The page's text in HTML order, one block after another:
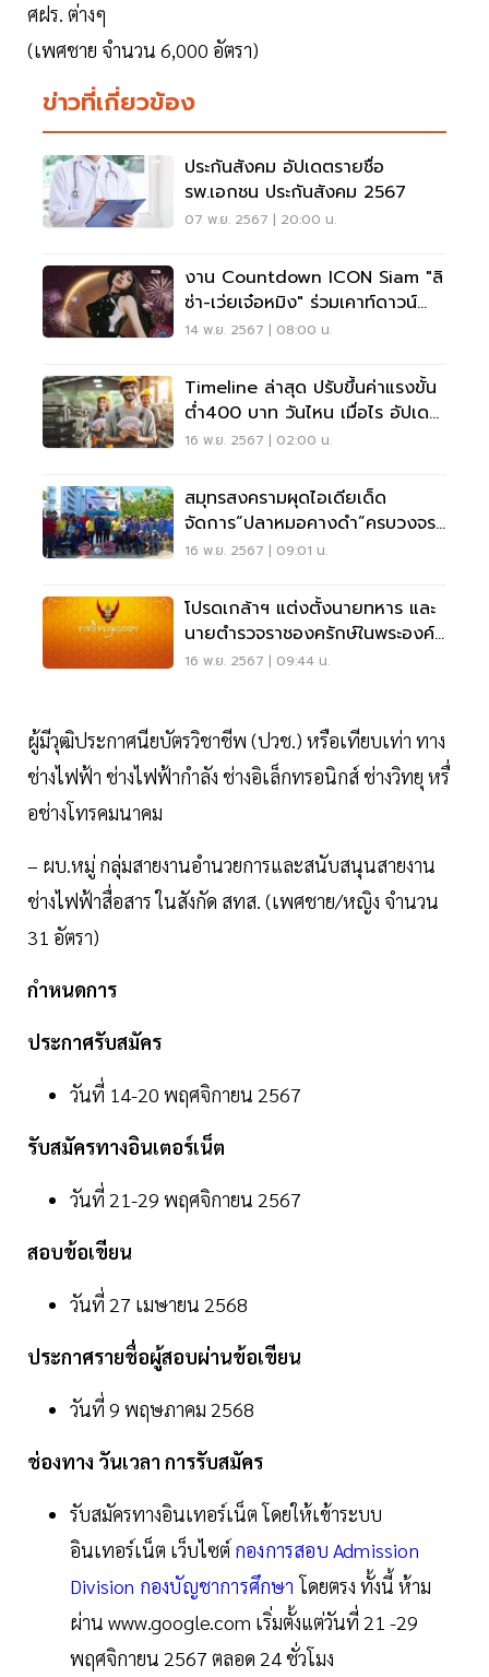
ศฝร. ต่างๆ
(เพศชาย จำนวน 6,000 อัตรา)
ข่าวที่เกี่ยวข้อง
ประกันสังคม อัปเดตรายชื่อ
รพ.เอกชน ประกันสังคม 2567
07 พ.ย. 2567 | 20:00 น.
งาน Countdown ICON Siam "ลิ
ซ่า-เว่ยเจ๋อหมิง" ร่วมเคาท์ดาวน์
2025
14 พ.ย. 2567 | 08:00 น.
Timeline ล่าสุด ปรับขึ้นค่าแรงขั้น
ต่ำ400 บาท วันไหน เมื่อไร อัปเดต
ที่นี่
16 พ.ย. 2567 | 02:00 น.
สมุทรสงครามผุดไอเดียเด็ด
จัดการ“ปลาหมอคางดำ”ครบวงจร
สร้างรายได้ให้ชุมชน
16 พ.ย. 2567 | 09:01 น.
โปรดเกล้าฯ แต่งตั้งนายทหาร และ
นายตำรวจราชองครักษ์ในพระองค์
68 นาย
16 พ.ย. 2567 | 09:44 น.
ผู้มีวุฒิประกาศนียบัตรวิชาชีพ (ปวช.) หรือเทียบเท่า ทาง
ช่างไฟฟ้า ช่างไฟฟ้ากำลัง ช่างอิเล็กทรอนิกส์ ช่างวิทยุ หรื่
อช่างโทรคมนาคม
– ผบ.หมู่ กลุ่มสายงานอำนวยการและสนับสนุนสายงาน
ช่างไฟฟ้าสื่อสาร ในสังกัด สทส. (เพศชาย/หญิง จำนวน
31 อัตรา)
กำหนดการ
ประกาศรับสมัคร
วันที่ 14-20 พฤศจิกายน 2567
รับสมัครทางอินเตอร์เน็ต
วันที่ 21-29 พฤศจิกายน 2567
สอบข้อเขียน
วันที่ 27 เมษายน 2568
ประกาศรายชื่อผู้สอบผ่านข้อเขียน
วันที่ 9 พฤษภาคม 2568
ช่องทาง วันเวลา การรับสมัคร
รับสมัครทางอินเทอร์เน็ต โดยให้เข้าระบบ
อินเทอร์เน็ต เว็บไซต์ กองการสอบ Admission
Division กองบัญชาการศึกษาโดยตรง ทั้งนี้ ห้าม
ผ่าน www.google.com เริ่มตั้งแต่วันที่ 21 -29
พฤศจิกายน 2567 ตลอด 24 ชั่วโมง